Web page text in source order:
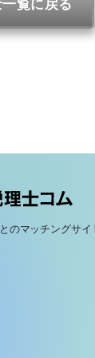
覧に戻る
のマッチングサイ